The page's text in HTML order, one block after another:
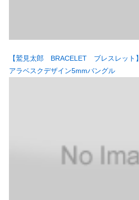
【鷲見太郎 BRACELET ブレスレット】
アラベスクデザイン5mmバングル